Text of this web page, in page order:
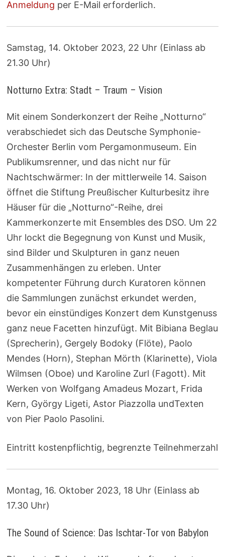
Anmeldung per E-Mail erforderlich.
Samstag, 14. Oktober 2023, 22 Uhr (Einlass ab
21.30 Uhr)
Notturno Extra: Stadt – Traum – Vision
Mit einem Sonderkonzert der Reihe „Notturno“
verabschiedet sich das Deutsche Symphonie-
Orchester Berlin vom Pergamonmuseum. Ein
Publikumsrenner, und das nicht nur für
Nachtschwärmer: In der mittlerweile 14. Saison
öffnet die Stiftung Preußischer Kulturbesitz ihre
Häuser für die „Notturno“-Reihe, drei
Kammerkonzerte mit Ensembles des DSO. Um 22
Uhr lockt die Begegnung von Kunst und Musik,
sind Bilder und Skulpturen in ganz neuen
Zusammenhängen zu erleben. Unter
kompetenter Führung durch Kuratoren können
die Sammlungen zunächst erkundet werden,
bevor ein einstündiges Konzert dem Kunstgenuss
ganz neue Facetten hinzufügt. Mit Bibiana Beglau
(Sprecherin), Gergely Bodoky (Flöte), Paolo
Mendes (Horn), Stephan Mörth (Klarinette), Viola
Wilmsen (Oboe) und Karoline Zurl (Fagott). Mit
Werken von Wolfgang Amadeus Mozart, Frida
Kern, György Ligeti, Astor Piazzolla undTexten
von Pier Paolo Pasolini.
Eintritt kostenpflichtig, begrenzte Teilnehmerzahl
Montag, 16. Oktober 2023, 18 Uhr (Einlass ab
17.30 Uhr)
The Sound of Science: Das Ischtar-Tor von Babylon